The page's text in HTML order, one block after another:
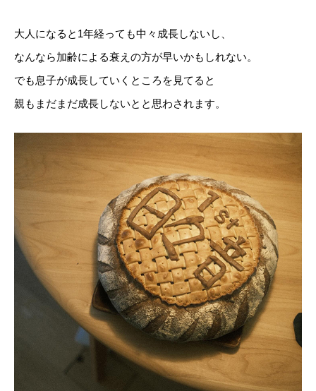
大人になると1年経っても中々成長しないし、
なんなら加齢による衰えの方が早いかもしれない。
でも息子が成長していくところを見てると
親もまだまだ成長しないとと思わされます。